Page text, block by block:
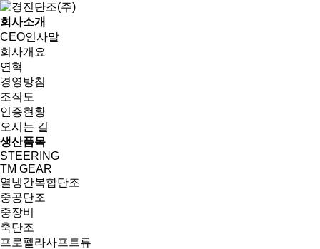
회사소개
CEO인사말
회사개요
연혁
경영방침
조직도
인증현황
오시는 길
생산품목
STEERING
TM GEAR
열냉간복합단조
중공단조
중장비
축단조
프로펠라사프트류